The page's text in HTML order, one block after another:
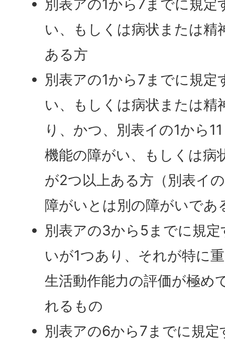
別表アの1から7までに規定
い、もしくは病状または精
ある方
別表アの1から7までに規定
い、もしくは病状または精
り、かつ、別表イの1から
機能の障がい、もしくは病
が2つ以上ある方（別表イ
障がいとは別の障がいであ
別表アの3から5までに規
いが1つあり、それが特に
生活動作能力の評価が極め
れるもの
別表アの6から7までに規